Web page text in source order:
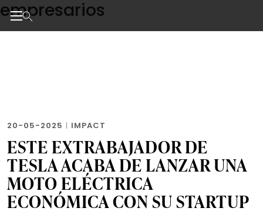
Skip
to
the
empresarios
20-05-2025 | IMPACT
ESTE EXTRABAJADOR DE
TESLA ACABA DE LANZAR UNA
MOTO ELÉCTRICA
ECONÓMICA CON SU STARTUP